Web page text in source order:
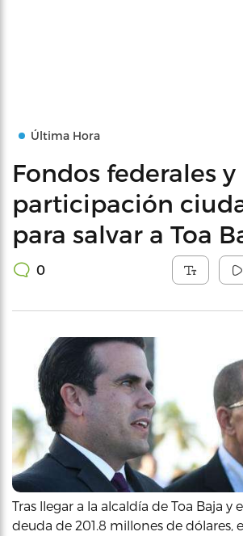
Última Hora
Fondos federales y
participación
para salvar a Toa
0
Tras llegar a la alcaldía de Toa Baja y
deuda de 201.8 millones de dólares,